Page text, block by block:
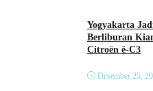
Yogyakarta
Berliburan
Citroën ë-C3
Desember 25,